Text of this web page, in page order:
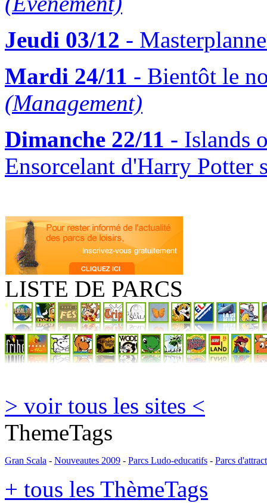
Jeudi 03/12 -
Mardi 24/11 - Bientôt le
(Management)
Dimanche 22/11 - Islands
Ensorcelant d'Harry Potter
LISTE DE PARCS
> voir tous les sites <
ThemeTags
Gran Scala - Nouveautes 2009 - Parcs Ludo-educatifs - Parcs
+ tous les ThèmeTags